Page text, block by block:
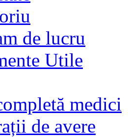
de lucru
Utile
medici
de avere